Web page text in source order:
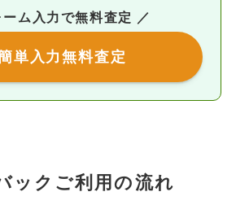
ーム入力で無料査定 ／
単入力無料査定
ックご利用の流れ